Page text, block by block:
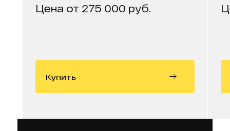
Цена от 275 000 руб.
Купить